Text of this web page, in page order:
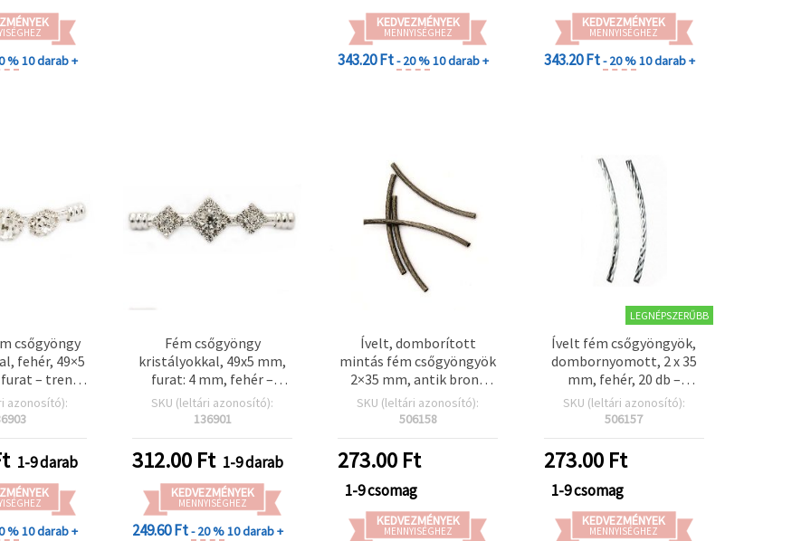
%10 darab +
KEDVEZMÉNYEK
MENNYISÉGHEZ
343.20 Ft- 20 %10 darab +
KEDVEZMÉNYEK
MENNYISÉGHEZ
343.20 Ft- 20 %10 darab +
csőgyöngy
fehér, 49×5
– trendi
hobbi
azonosító):
1-9 darab
%10 darab +
Fém csőgyöngy
kristályokkal, 49x5 mm,
furat: 4 mm, fehér –
ékszerkészítéshez,
gyöngyfűzéshez
SKU (leltári azonosító):
136901
312.00 Ft 1-9 darab
KEDVEZMÉNYEK
MENNYISÉGHEZ
249.60 Ft- 20 %10 darab +
Ívelt, domborított
mintás fém csőgyöngyök
2×35 mm, antik bronz
színű – 20 db
SKU (leltári azonosító):
506158
273.00 Ft
1-9 csomag
KEDVEZMÉNYEK
MENNYISÉGHEZ
LEGNÉPSZERŰBB
Ívelt fém csőgyöngyök,
dombornyomott, 2 x 35
mm, fehér, 20 db –
ékszerkészítéshez
SKU (leltári azonosító):
506157
273.00Ft
1-9 csomag
KEDVEZMÉNYEK
MENNYISÉGHEZ